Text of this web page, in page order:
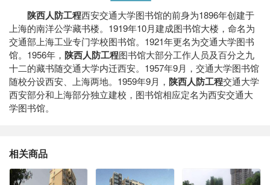
陕西人防工程西安交通大学图书馆的前身为1896年创建于
上海的南洋公学藏书楼。1919年10月建成图书馆大楼，命名为
交通部上海工业专门学校图书馆。1921年更名为交通大学图书
馆。1956年， 陕西人防工程图书馆大部分工作人员及百分之九
十二的藏书随交通大学内迁西安。1957年9月，交通大学图书馆
随校分设西安、上海两地。1959年9月， 陕西人防工程交通大学
西安部分和上海部分独立建校，图书馆相应定名为西安交通大
学图书馆。
相关商品